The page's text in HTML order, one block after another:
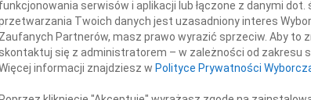
dr Ewie Dziewulskiej
oraz
funkcjonowania serwisów i aplikacji lub łączone z danymi
Twoich danych jest uzasadniony interes
Zaufanych Partnerów, masz prawo wyrazić sprzeciw. Aby to
skontaktuj się z administratorem – w zależności od zakresu
informacji znajdziesz w Polityce Prywatności